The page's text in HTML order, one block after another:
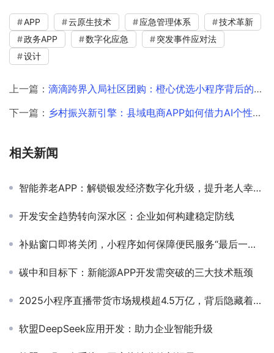
APP 云原生技术 应急管理体系
技术革新
政务APP
数字化应急
突发事件应对法
设计
上一篇： 滴滴跨界入局社区团购：橙心优选小程序背后的开发逻辑与未来展望
下一篇： 乡村振兴新引擎：县域电商APP如何借力AI个性化推荐破局？
相关新闻
智能养老APP：解锁银发经济数字化升级，提升老人幸福密钥
开发安全趋势转向深水区：企业如何构建稳定防线
补贴窗口即将关闭，小程序如何保障便民服务“最后一公里”？
碳中和目标下：新能源APP开发需突破的三大技术瓶颈
2025小程序直播带货市场规模超4.5万亿，背后隐藏着怎样的秘密？
软盟DeepSeek应用开发：助力企业智能升级